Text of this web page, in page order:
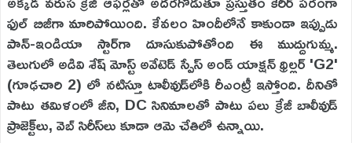
ఫుల్ బిజీగా మారిపోయింది. కేవలం హిందీలోనే కాకుండా ఇప్పుడు
పాన్-ఇండియా స్టార్‌గా దూసుకుపోతోంది ఈ ముద్దుగుమ్మ.
తెలుగులో అడివి శేష్ మోస్ట్ అవేటెడ్ స్పేస్ అండ్ యాక్షన్ థ్రిల్లర్ 'G2'
(గూఢచారి 2) లో నటిస్తూ టాలీవుడ్‌లోకి రీఎంట్రీ ఇస్తోంది. దీనితో
పాటు తమిళంలో జీని, DC సినిమాలతో పాటు పలు క్రేజీ బాలీవుడ్
ప్రాజెక్ట్‌లు, వెబ్ సిరీస్‌లు కూడా ఆమె చేతిలో ఉన్నాయి.